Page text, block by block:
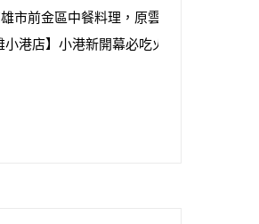
雄市前金區中餐料理，原雲來坊，必比登推
小港店】小港新開幕必吃火鍋，超豐富自